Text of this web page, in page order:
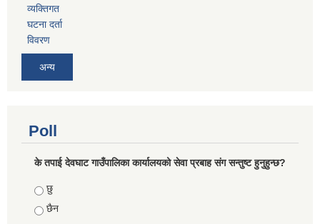
व्यक्तिगत
घटना दर्ता
विवरण
अन्य
Poll
के तपाई देवघाट गाउँपालिका कार्यालयको सेवा प्रबाह संग सन्तुष्ट हुनुहुन्छ?
Choices
छु
छैन